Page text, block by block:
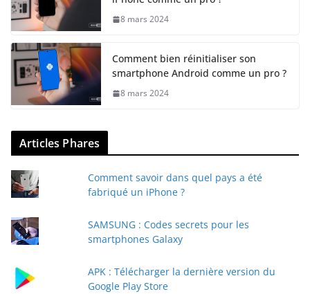
8 mars 2024
Comment bien réinitialiser son
smartphone Android comme un pro ?
8 mars 2024
Articles Phares
Comment savoir dans quel pays a été
fabriqué un iPhone ?
SAMSUNG : Codes secrets pour les
smartphones Galaxy
APK : Télécharger la dernière version du
Google Play Store